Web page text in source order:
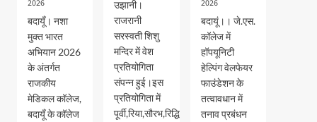
2026
बदायूँ। नशा
मुक्त भारत
अभियान 2026
के अंतर्गत
राजकीय
मेडिकल कॉलेज,
बदायूँ के कॉलेज
उझानी।
राजरानी
सरस्वती शिशु
मन्दिर में वेश
प्रतियोगिता
संपन्न हुई।इस
प्रतियोगिता में
पूर्वी,रिया,सौरभ,रिद्धि
2026
बदायूं।। जे.एस.
कॉलेज में
हॉपयूनिटी
हेल्पिंग वेलफेयर
फाउंडेशन के
तत्वावधान में
तनाव प्रबंधन